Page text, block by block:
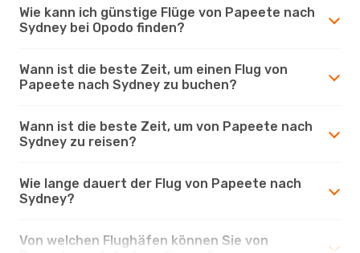
Wie kann ich günstige Flüge von Papeete nach
Sydney bei Opodo finden?
Wann ist die beste Zeit, um einen Flug von
Papeete nach Sydney zu buchen?
Wann ist die beste Zeit, um von Papeete nach
Sydney zu reisen?
Wie lange dauert der Flug von Papeete nach
Sydney?
Von welchen Flughäfen können Sie von